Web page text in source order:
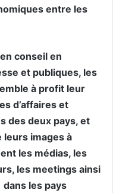
entre les
conseil en
et publiques, les
à profit leur
d’affaires et
des deux pays, et
leurs images à
les médias, les
les meetings ainsi
les pays